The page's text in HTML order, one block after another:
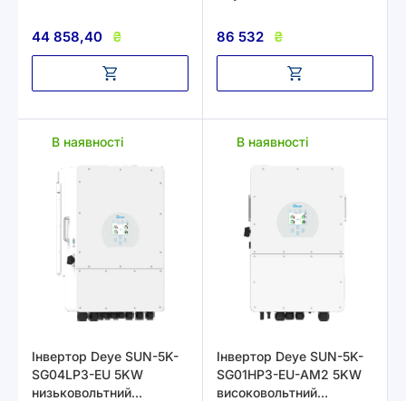
44 858,40 ₴ 86 532 ₴
В наявності
Інвертор Deye SUN-5K-
SG04LP3-EU 5KW
низьковольтний
В наявності
Інвертор Deye SUN-5K-
SG01HP3-EU-AM2 5KW
високовольтний